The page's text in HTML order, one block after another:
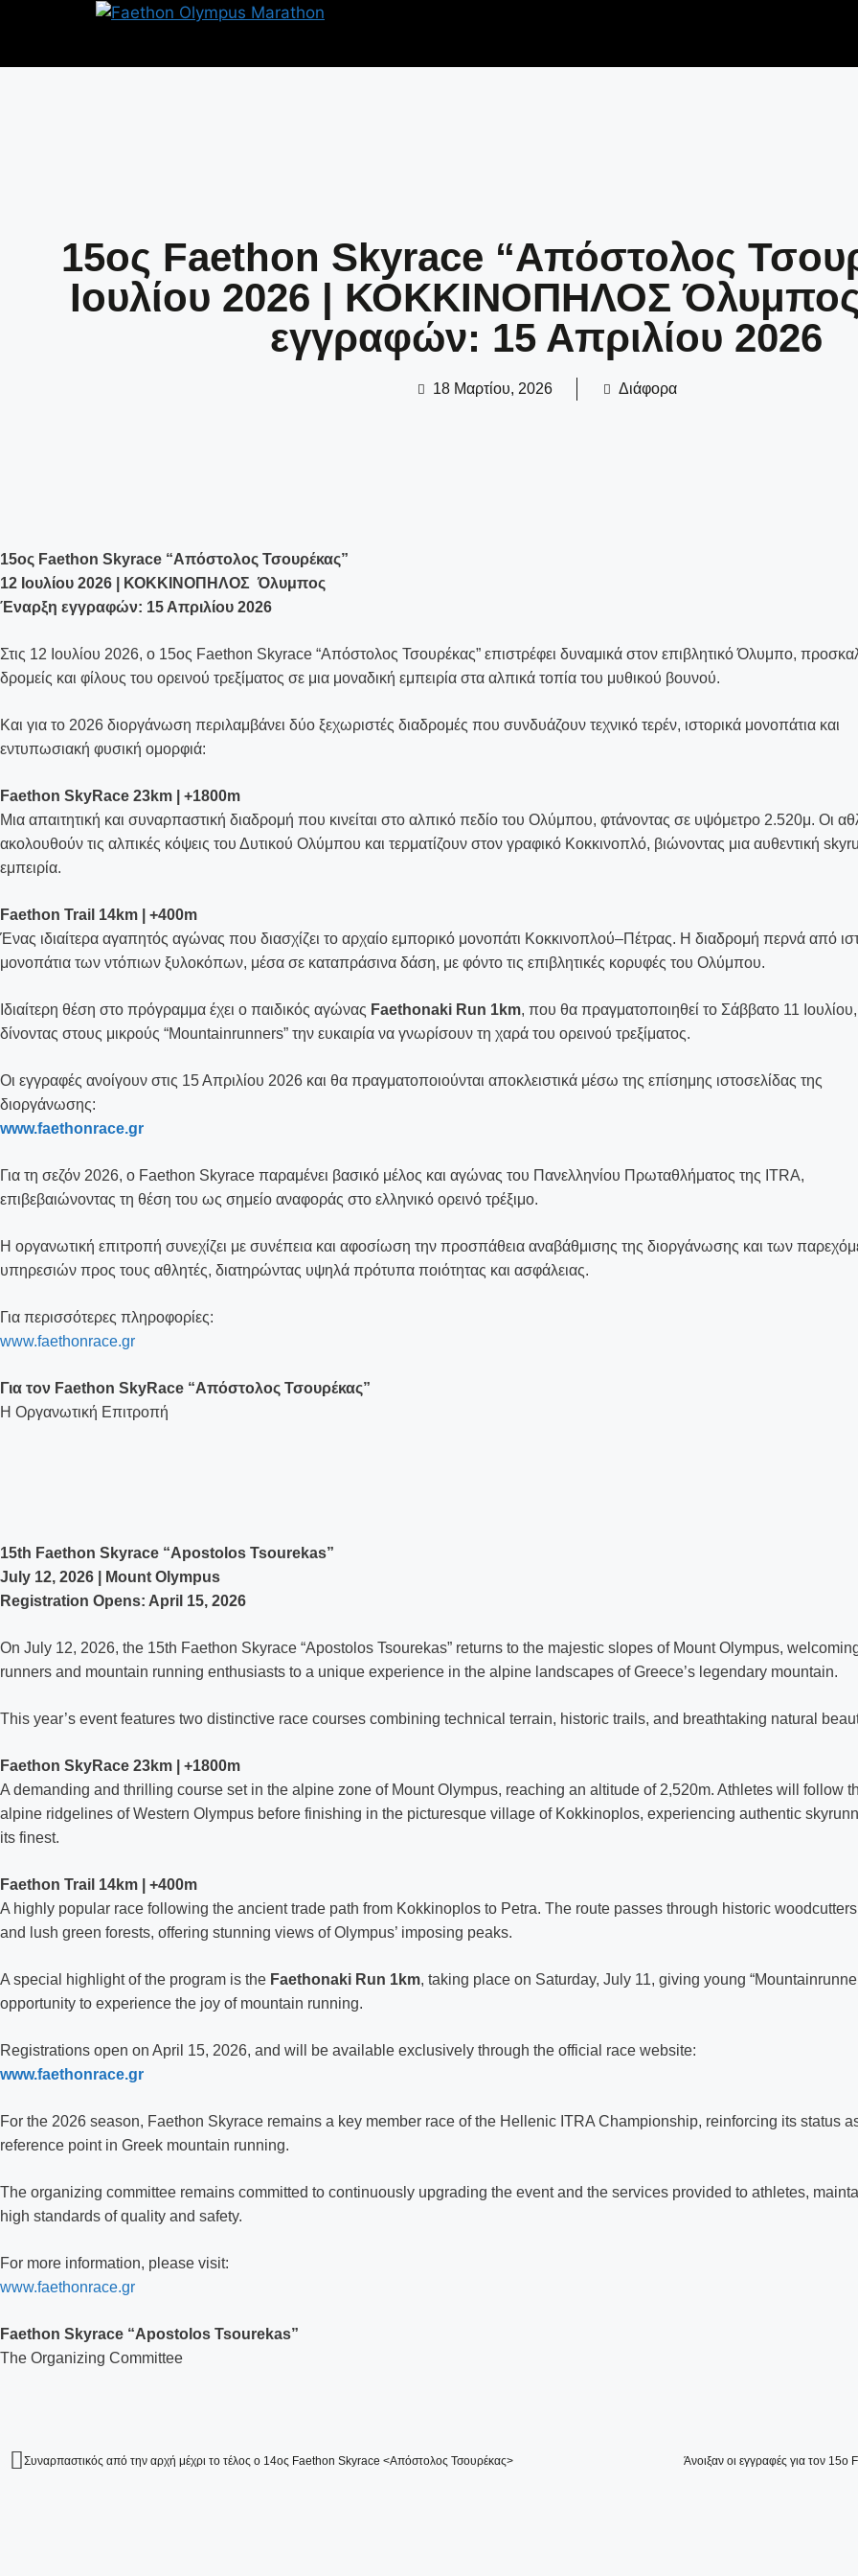
15ος Faethon Skyrace “Απόστολος
Ιουλίου 2026 | ΚΟΚΚΙΝΟΠΗΛΟΣ
εγγραφών: 15 Απριλίου 2026
18 Μαρτίου, 2026 Διάφορα
15ος Faethon Skyrace “Απόστολος Τσουρέκας”
12 Ιουλίου 2026 | ΚΟΚΚΙΝΟΠΗΛΟΣ Όλυμπος
Έναρξη εγγραφών: 15 Απριλίου 2026
Στις 12 Ιουλίου 2026, ο 15ος Faethon Skyrace “Απόστολος Τσουρέκας” επιστρέφει δυναμικά στον επιβλητικό Όλυμπο,
δρομείς και φίλους του ορεινού τρεξίματος σε μια μοναδική εμπειρία στα αλπικά τοπία του μυθικού βουνού.
Και για το 2026 διοργάνωση περιλαμβάνει δύο ξεχωριστές διαδρομές που συνδυάζουν τεχνικό τερέν, ιστορικά μονοπάτια και
εντυπωσιακή φυσική ομορφιά:
Faethon SkyRace 23km | +1800m
Μια απαιτητική και συναρπαστική διαδρομή που κινείται στο αλπικό πεδίο του Ολύμπου, φτάνοντας σε υψόμετρο 2.520μ. Οι
ακολουθούν τις αλπικές κόψεις του Δυτικού Ολύμπου και τερματίζουν στον γραφικό Κοκκινοπλό, βιώνοντας μια αυθεντική
εμπειρία.
Faethon Trail 14km | +400m
Ένας ιδιαίτερα αγαπητός αγώνας που διασχίζει το αρχαίο εμπορικό μονοπάτι Κοκκινοπλού–Πέτρας. Η διαδρομή περνά από
μονοπάτια των ντόπιων ξυλοκόπων, μέσα σε καταπράσινα δάση, με φόντο τις επιβλητικές κορυφές του Ολύμπου.
Ιδιαίτερη θέση στο πρόγραμμα έχει ο παιδικός αγώνας Faethonaki Run 1km, που θα πραγματοποιηθεί το Σάββατο 11 Ιουλίου,
δίνοντας στους μικρούς “Mountainrunners” την ευκαιρία να γνωρίσουν τη χαρά του ορεινού τρεξίματος.
Οι εγγραφές ανοίγουν στις 15 Απριλίου 2026 και θα πραγματοποιούνται αποκλειστικά μέσω της επίσημης ιστοσελίδας της
διοργάνωσης:
www.faethonrace.gr
Για τη σεζόν 2026, ο Faethon Skyrace παραμένει βασικό μέλος και αγώνας του Πανελληνίου Πρωταθλήματος της ITRA,
επιβεβαιώνοντας τη θέση του ως σημείο αναφοράς στο ελληνικό ορεινό τρέξιμο.
Η οργανωτική επιτροπή συνεχίζει με συνέπεια και αφοσίωση την προσπάθεια αναβάθμισης της διοργάνωσης και των
υπηρεσιών προς τους αθλητές, διατηρώντας υψηλά πρότυπα ποιότητας και ασφάλειας.
Για περισσότερες πληροφορίες:
www.faethonrace.gr
Για τον Faethon SkyRace “Απόστολος Τσουρέκας”
Η Οργανωτική Επιτροπή
15th Faethon Skyrace “Apostolos Tsourekas”
July 12, 2026 | Mount Olympus
Registration Opens: April 15, 2026
On July 12, 2026, the 15th Faethon Skyrace “Apostolos Tsourekas” returns to the majestic slopes of Mount Olympus,
runners and mountain running enthusiasts to a unique experience in the alpine landscapes of Greece’s legendary mountain.
This year’s event features two distinctive race courses combining technical terrain, historic trails, and breathtaking natural
Faethon SkyRace 23km | +1800m
A demanding and thrilling course set in the alpine zone of Mount Olympus, reaching an altitude of 2,520m. Athletes will follow
alpine ridgelines of Western Olympus before finishing in the picturesque village of Kokkinoplos, experiencing authentic
its finest.
Faethon Trail 14km | +400m
A highly popular race following the ancient trade path from Kokkinoplos to Petra. The route passes through historic
and lush green forests, offering stunning views of Olympus’ imposing peaks.
A special highlight of the program is the Faethonaki Run 1km, taking place on Saturday, July 11, giving young
opportunity to experience the joy of mountain running.
Registrations open on April 15, 2026, and will be available exclusively through the official race website:
www.faethonrace.gr
For the 2026 season, Faethon Skyrace remains a key member race of the Hellenic ITRA Championship, reinforcing its status
reference point in Greek mountain running.
The organizing committee remains committed to continuously upgrading the event and the services provided to athletes,
high standards of quality and safety.
For more information, please visit:
www.faethonrace.gr
Faethon Skyrace “Apostolos Tsourekas”
The Organizing Committee
Συναρπαστικός από την αρχή μέχρι το τέλος ο 14ος Faethon Skyrace <Απόστολος Τσουρέκας> Άνοιξαν οι εγγραφές για τον